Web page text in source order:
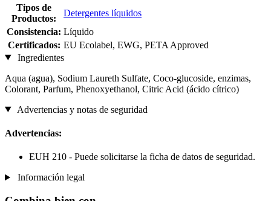
Tipos de
Productos:
Detergentes líquidos
Consistencia: Líquido
Certificados: EU Ecolabel, EWG, PETA Approved
Ingredientes
Aqua (agua), Sodium Laureth Sulfate, Coco-glucoside, enzimas,
Colorant, Parfum, Phenoxyethanol, Citric Acid (ácido cítrico)
Advertencias y notas de seguridad
Advertencias:
EUH 210 - Puede solicitarse la ficha de datos de seguridad.
Información legal